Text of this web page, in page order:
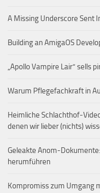
A Missing Underscore Sent
Building an AmigaOS
„Apollo Vampire Lair“ sells
Warum Pflegefachkraft in
Heimliche Schlachthof-
denen wir lieber (nichts)
Geleakte Anom-
herumführen
Kompromiss zum Umgang